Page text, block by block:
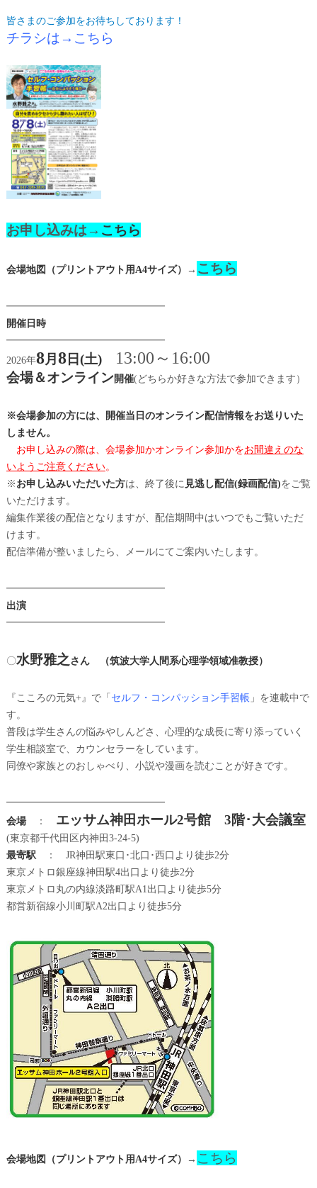
皆さまのご参加をお待ちしております！
チラシは→こちら
お申し込みは → こちら
会場地図（プリントアウト用A4サイズ） → こちら
━━━━━━━━━━━━━━━━
開催日時
━━━━━━━━━━━━━━━━
2026年8月 8日(土) 13:00～16:00
会場＆オンライン 開催(どちらか好きな方法で参加できます）
※会場参加の方には、開催当日のオンライン配信情報をお送りいた
しません。
お申し込みの際は、会場参加かオンライン参加かをお間違えのな
いようご注意ください。
※ お申し込みいただいた方は、終了後に 見逃し配信(録画配信)をご覧
いただけます。
編集作業後の配信となりますが、配信期間中はいつでもご覧いただ
けます。
配信準備が整いましたら、メールにてご案内いたします。
━━━━━━━━━━━━━━━━
出演
━━━━━━━━━━━━━━━━
〇水野雅之 さん （筑波大学人間系心理学領域准教授）
『こころの元気+』で「 セルフ・コンパッション手習帳」を連載中で
す。
普段は学生さんの悩みやしんどさ、心理的な成長に寄り添っていく
学生相談室で、カウンセラーをしています。
同僚や家族とのおしゃべり、小説や漫画を読むことが好きです。
━━━━━━━━━━━━━━━━
会場
： エッサム神田ホール2号館 3階･大会議室
(東京都千代田区内神田3-24-5)
最寄駅： JR神田駅東口･北口･西口より徒歩2分
東京メトロ銀座線神田駅4出口より徒歩2分
東京メトロ丸の内線淡路町駅A1出口より徒歩5分
都営新宿線小川町駅A2出口より徒歩5分
会場地図（プリントアウト用A4サイズ） → こちら